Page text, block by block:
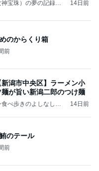
宝珠）の夢の記録
14日前
のからくり箱
前
潟市中央区】ラーメン小
が旨い新潟二郎のつけ麺
べ歩きのよしなしご
14日前
のテール
前